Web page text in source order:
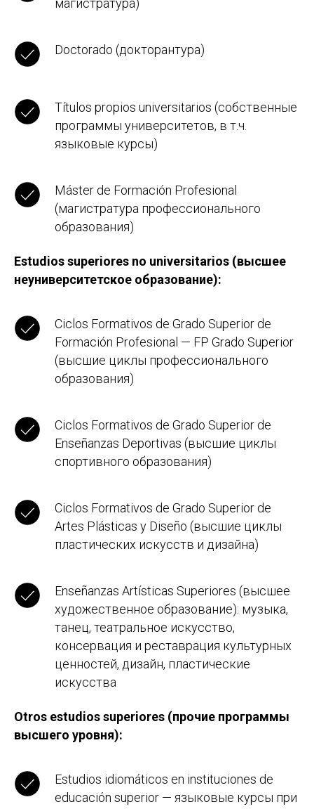
магистратура)
Doctorado (докторантура)
Títulos propios universitarios (собственные
программы университетов, в т.ч.
языковые курсы)
Máster de Formación Profesional
(магистратура профессионального
образования)
Estudios superiores no universitarios (высшее
неуниверситетское образование):
Ciclos Formativos de Grado Superior de
Formación Profesional — FP Grado Superior
(высшие циклы профессионального
образования)
Ciclos Formativos de Grado Superior de
Enseñanzas Deportivas (высшие циклы
спортивного образования)
Ciclos Formativos de Grado Superior de
Artes Plásticas y Diseño (высшие циклы
пластических искусств и дизайна)
Enseñanzas Artísticas Superiores (высшее
художественное образование): музыка,
танец, театральное искусство,
консервация и реставрация культурных
ценностей, дизайн, пластические
искусства
Otros estudios superiores (прочие программы
высшего уровня):
Estudios idiomáticos en instituciones de
educación superior — языковые курсы при